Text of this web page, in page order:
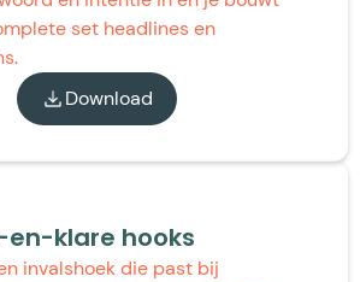
set headlines en
Download
klare hooks
invalshoek die past bij